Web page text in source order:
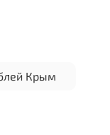
Крым